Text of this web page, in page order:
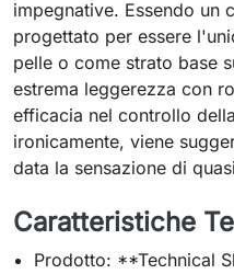
impegnative. Essendo un
progettato per essere
pelle o come strato base
estrema leggerezza con
efficacia nel controllo
ironicamente, viene
data la sensazione di
Caratteristiche
Prodotto: **Technical